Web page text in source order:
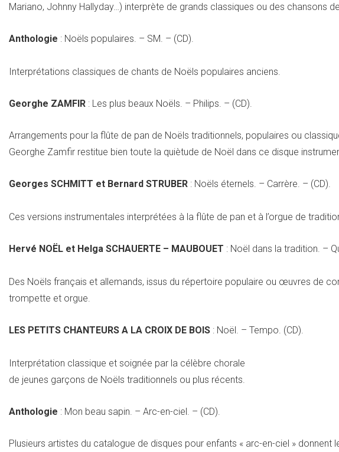
Mariano, Johnny Hallyday…) interprète de grands classiques ou des chansons
Anthologie : Noëls populaires. – SM. – (CD).
Interprétations classiques de chants de Noëls populaires anciens.
Georghe ZAMFIR : Les plus beaux Noëls. – Philips. – (CD).
Arrangements pour la flûte de pan de Noëls traditionnels, populaires ou
Georghe Zamfir restitue bien toute la quiètude de Noël dans ce disque
Georges SCHMITT et Bernard STRUBER : Noëls éternels. – Carrère. – (CD).
Ces versions instrumentales interprétées à la flûte de pan et à l’orgue de
Hervé NOËL et Helga SCHAUERTE – MAUBOUET : Noël dans la tradition. –
Des Noëls français et allemands, issus du répertoire populaire ou œuvres de
trompette et orgue.
LES PETITS CHANTEURS A LA CROIX DE BOIS : Noël. – Tempo. (CD).
Interprétation classique et soignée par la célèbre chorale
de jeunes garçons de Noëls traditionnels ou plus récents.
Anthologie : Mon beau sapin. – Arc-en-ciel. – (CD).
Plusieurs artistes du catalogue de disques pour enfants « arc-en-ciel » donnent